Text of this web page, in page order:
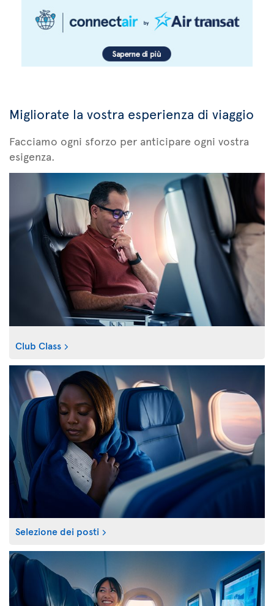
Migliorate la vostra esperienza di viaggio
Facciamo ogni sforzo per anticipare ogni vostra
esigenza.
Club Class
Selezione dei posti